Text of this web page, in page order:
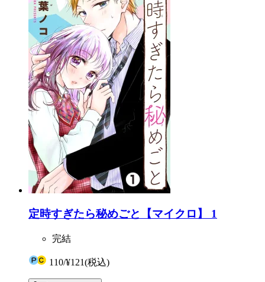
定時すぎたら秘めごと【マイクロ】 1
完結
110/¥121(税込)